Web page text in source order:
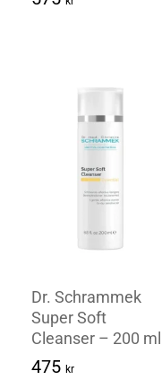
Dr. Schrammek
Super Soft
Cleanser – 200 ml
475 kr